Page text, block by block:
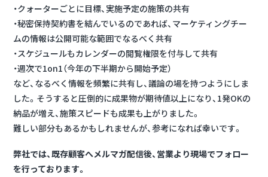
・クォーターごとに目標、実施予定の施策の共有
・秘密保持契約書を結んでいるのであれば、マーケティングチー
ムの情報は公開可能な範囲でなるべく共有
・スケジュールもカレンダーの閲覧権限を付与して共有
・週次で1on1（今年の下半期から開始予定）
など、なるべく情報を頻繁に共有し、議論の場を持つようにしま
した。そうすると圧倒的に成果物が期待値以上になり、1発OKの
納品が増え、施策スピードも成果も上がりました。
難しい部分もあるかもしれませんが、参考になれば幸いです。
弊社では、既存顧客へメルマガ配信後、営業より現場でフォロー
を行っております。